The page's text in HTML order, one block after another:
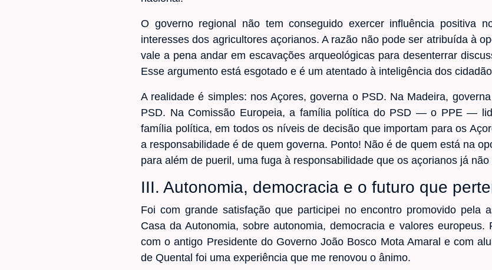
O governo regional não tem conseguido exercer influência positiva
interesses dos agricultores açorianos. A razão não pode ser atribuída à
vale a pena andar em escavações arqueológicas para desenterrar
Esse argumento está esgotado e é um atentado à inteligência dos
A realidade é simples: nos Açores, governa o PSD. Na Madeira,
PSD. Na Comissão Europeia, a família política do PSD — o PPE —
família política, em todos os níveis de decisão que importam para os
a responsabilidade é de quem governa. Ponto! Não é de quem está na
para além de pueril, uma fuga à responsabilidade que os açorianos já não
III. Autonomia, democracia e o futuro que
Foi com grande satisfação que participei no encontro promovido pela
Casa da Autonomia, sobre autonomia, democracia e valores
com o antigo Presidente do Governo João Bosco Mota Amaral e com
de Quental foi uma experiência que me renovou o ânimo.